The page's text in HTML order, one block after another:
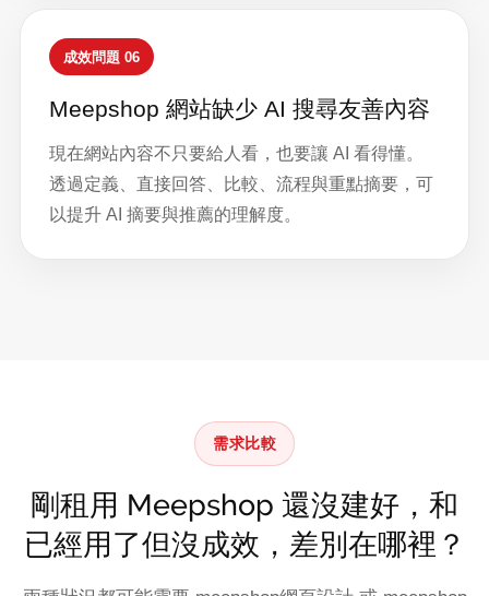
成效問題 06
Meepshop 網站缺少 AI 搜尋友善內容
現在網站內容不只要給人看，也要讓 AI 看得懂。
透過定義、直接回答、比較、流程與重點摘要，可
以提升 AI 摘要與推薦的理解度。
需求比較
剛租用 Meepshop 還沒建好，和
已經用了但沒成效，差別在哪裡？